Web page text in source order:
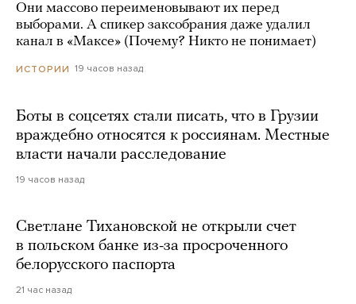
Они массово переименовывают их перед
выборами. А спикер заксобрания даже удалил
канал в «Максе» (Почему? Никто не понимает)
ИСТОРИИ 19 часов назад
Боты в соцсетях стали писать, что в Грузии
враждебно относятся к россиянам. Местные
власти начали расследование
19 часов назад
Светлане Тихановской не открыли счет
в польском банке из-за просроченного
белорусского паспорта
21 час назад